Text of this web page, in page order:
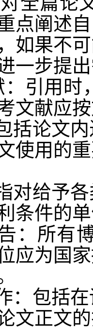
点阐述
如果不
一步提
：引用时
文献应
括论文
使用的
对给予
条件的
：所有
应为国
：包括
文正文